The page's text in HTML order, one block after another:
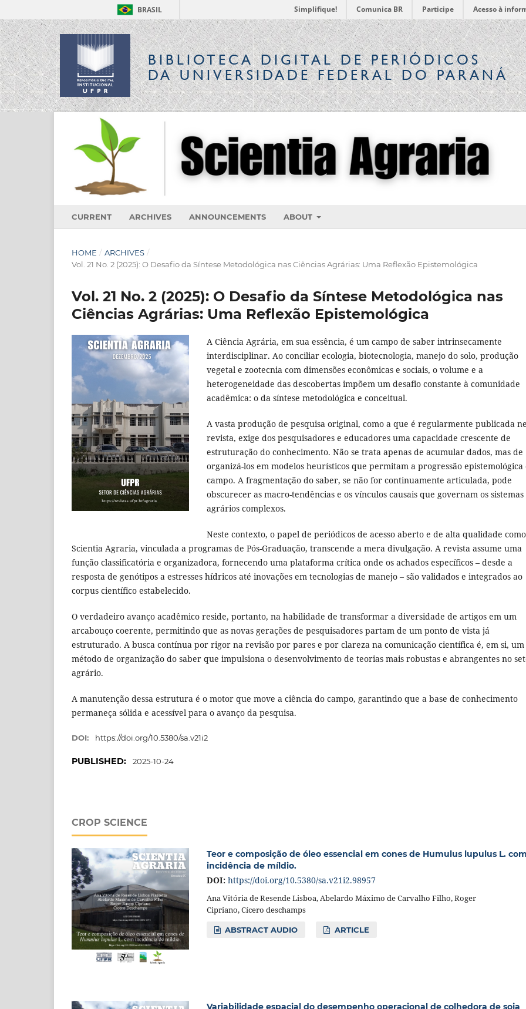
BRASIL Simplifique! Comunica BR Participe Acesso à
BIBLIOTECA DIGITALDE PERIÓDICOS
DA UNIVERSIDADE FEDERAL DO PARANÁ
CURRENT ARCHIVES ANNOUNCEMENTS ABOUT
HOME / ARCHIVES /
Vol. 21 No. 2 (2025): O Desafio da Síntese Metodológica nas Ciências Agrárias: Uma Reflexão Epistemológica
Vol. 21 No. 2 (2025): O Desafio da Síntese Metodológica nas
Ciências Agrárias: Uma Reflexão Epistemológica
A Ciência Agrária, em sua essência, é um campo de saber intrinsecamente
interdisciplinar. Ao conciliar ecologia, biotecnologia, manejo do solo, produção
vegetal e zootecnia com dimensões econômicas e sociais, o volume e a
heterogeneidade das descobertas impõem um desafio constante à comunidade
acadêmica: o da síntese metodológica e conceitual.
A vasta produção de pesquisa original, como a que é regularmente publicada
revista, exige dos pesquisadores e educadores uma capacidade crescente de
estruturação do conhecimento. Não se trata apenas de acumular dados, mas de
organizá-los em modelos heurísticos que permitam a progressão epistemológica
campo. A fragmentação do saber, se não for continuamente articulada, pode
obscurecer as macro-tendências e os vínculos causais que governam os sistemas
agrários complexos.
Neste contexto, o papel de periódicos de acesso aberto e de alta qualidade
Scientia Agraria, vinculada a programas de Pós-Graduação, transcende a mera divulgação. A revista assume uma
função classificatória e organizadora, fornecendo uma plataforma crítica onde os achados específicos – desde a
resposta de genótipos a estresses hídricos até inovações em tecnologias de manejo – são validados e integrados ao
corpus científico estabelecido.
O verdadeiro avanço acadêmico reside, portanto, na habilidade de transformar a diversidade de artigos em um
arcabouço coerente, permitindo que as novas gerações de pesquisadores partam de um ponto de vista já
estruturado. A busca contínua por rigor na revisão por pares e por clareza na comunicação científica é, em si, um
método de organização do saber que impulsiona o desenvolvimento de teorias mais robustas e abrangentes no
agrário.
A manutenção dessa estrutura é o motor que move a ciência do campo, garantindo que a base de conhecimento
permaneça sólida e acessível para o avanço da pesquisa.
DOI: https://doi.org/10.5380/sa.v21i2
PUBLISHED: 2025-10-24
CROP SCIENCE
Teor e composição de óleo essencial em cones de Humulus lupulus L.
incidência de míldio.
DOI: https://doi.org/10.5380/sa.v21i2.98957
Ana Vitória de Resende Lisboa, Abelardo Máximo de Carvalho Filho, Roger
Cipriano, Cícero deschamps
ABSTRACT AUDIO ARTICLE
Variabilidade espacial do desempenho operacional de colhedora de soja